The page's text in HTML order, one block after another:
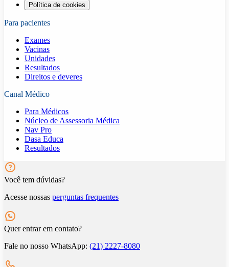
Política de cookies
Para pacientes
Exames
Vacinas
Unidades
Resultados
Direitos e deveres
Canal Médico
Para Médicos
Núcleo de Assessoria Médica
Nav Pro
Dasa Educa
Resultados
Você tem dúvidas?
Acesse nossas perguntas frequentes
Quer entrar em contato?
Fale no nosso WhatsApp: (21) 2227-8080